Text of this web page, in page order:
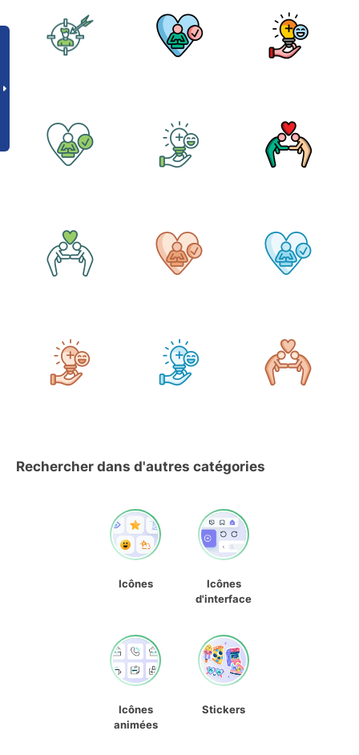
Rechercher dans d'autres catégories
Icônes
Icônes
d'interface
Icônes
animées
Stickers